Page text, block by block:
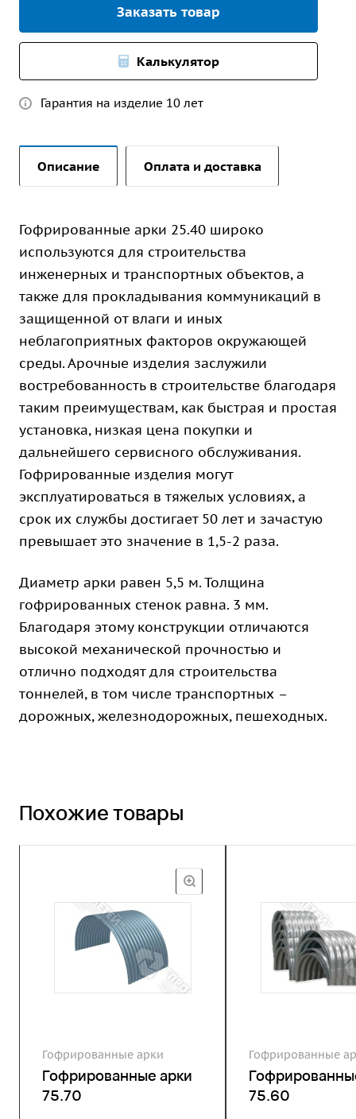
Заказать товар
Калькулятор
Гарантия на изделие 10 лет
Описание Оплата и доставка
Гофрированные арки 25.40 широко
используются для строительства
инженерных и транспортных объектов, а
также для прокладывания коммуникаций в
защищенной от влаги и иных
неблагоприятных факторов окружающей
среды. Арочные изделия заслужили
востребованность в строительстве благодаря
таким преимуществам, как быстрая и простая
установка, низкая цена покупки и
дальнейшего сервисного обслуживания.
Гофрированные изделия могут
эксплуатироваться в тяжелых условиях, а
срок их службы достигает 50 лет и зачастую
превышает это значение в 1,5-2 раза.
Диаметр арки равен 5,5 м. Толщина
гофрированных стенок равна. 3 мм.
Благодаря этому конструкции отличаются
высокой механической прочностью и
отлично подходят для строительства
тоннелей, в том числе транспортных –
дорожных, железнодорожных, пешеходных.
Похожие товары
Гофрированные арки
Гофрированные арки
75.70
Гофрированные
75.60